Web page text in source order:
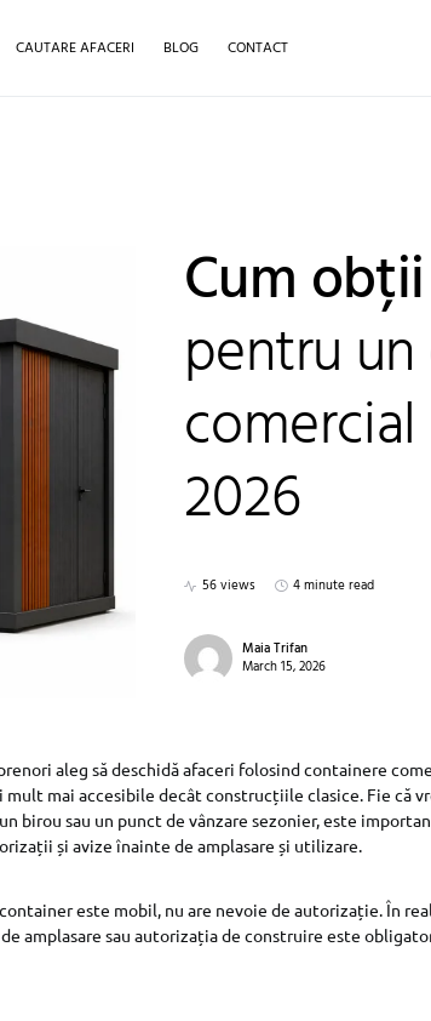
CAUTARE AFACERI BLOG CONTACT
Cum
pentru
2026
56 views 4 minute read
Maia Trifan
March 15, 2026
aleg să deschidă afaceri folosind containere
mai accesibile decât construcțiile clasice. Fie că
birou sau un punct de vânzare sezonier, este
și avize înainte de amplasare și utilizare.
este mobil, nu are nevoie de autorizație. În
amplasare sau autorizația de construire este